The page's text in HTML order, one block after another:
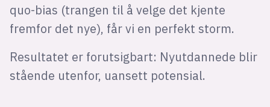
quo-bias (trangen til å velge det kjente
fremfor det nye), får vi en perfekt storm.
Resultatet er forutsigbart: Nyutdannede blir
stående utenfor, uansett potensial.